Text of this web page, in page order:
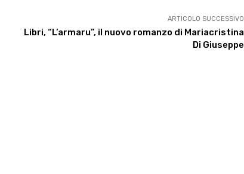
ARTICOLO SUCCESSIVO
Libri, “L’armaru”, il nuovo romanzo di Mariacristina
Di Giuseppe